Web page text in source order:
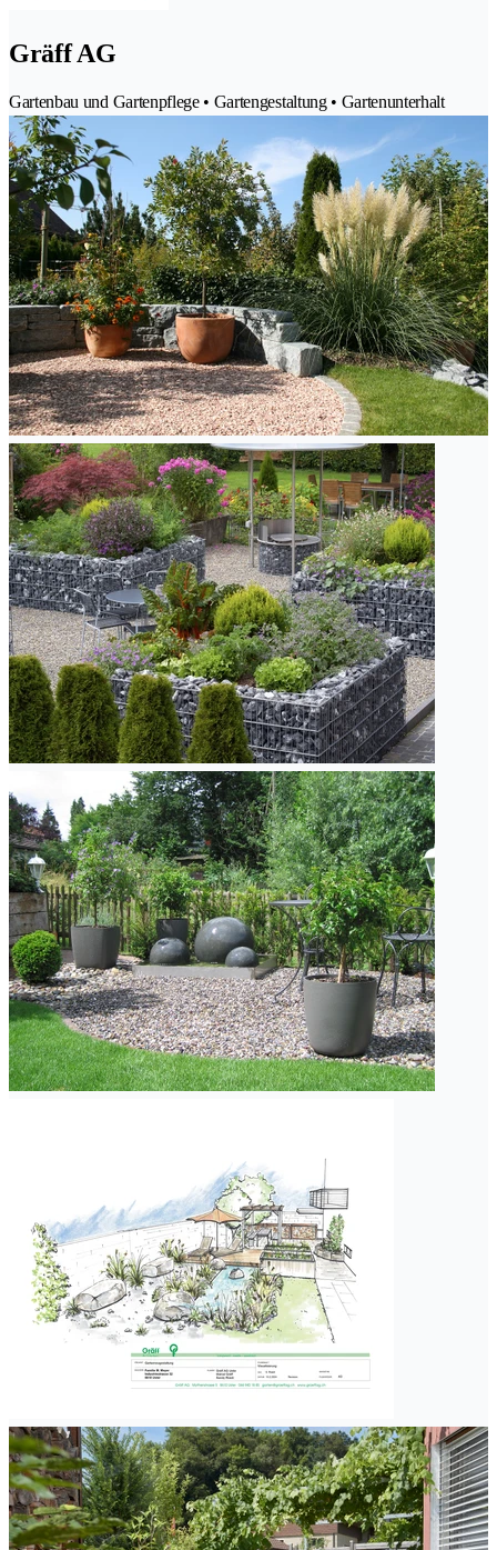
Gräff AG
Gartenbau und Gartenpflege • Gartengestaltung • Gartenunterhalt